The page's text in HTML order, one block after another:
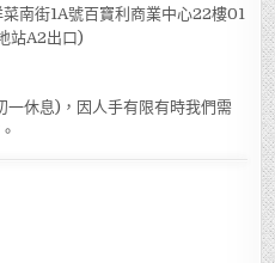
南街1A號百寶利商業中心22樓01
站A2出口)
休息)，因人手有限有時我們需